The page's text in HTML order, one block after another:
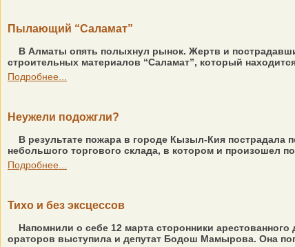
Пылающий “Саламат”
В Алматы опять полыхнул рынок. Жертв и
строительных материалов “Саламат”, который
Подробнее...
Неужели подожгли?
В результате пожара в городе Кызыл-Кия пострадала
небольшого торгового склада, в котором и произошел
Подробнее...
Тихо и без эксцессов
Напомнили о себе 12 марта сторонники
ораторов выступила и депутат Бодош Мамырова. Она